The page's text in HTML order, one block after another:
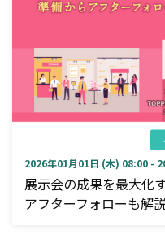
2026年01月01日 (木) 08:00 -
展示会の成果を最大化
アフターフォローも解